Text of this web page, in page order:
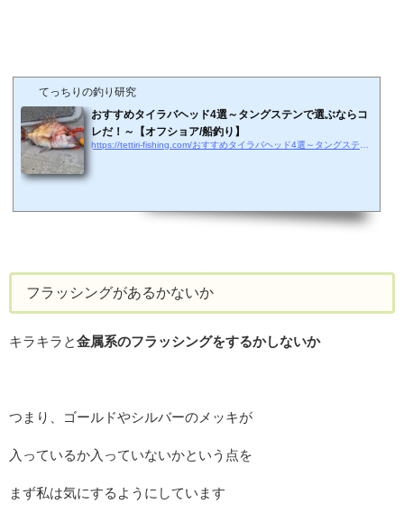
てっちりの釣り研究
おすすめタイラバヘッド4選～タングステンで選ぶならコ
レだ！～【オフショア/船釣り】
フラッシングがあるかないか
キラキラと金属系のフラッシングをするかしないか
つまり、ゴールドやシルバーのメッキが
入っているか入っていないかという点を
まず私は気にするようにしています